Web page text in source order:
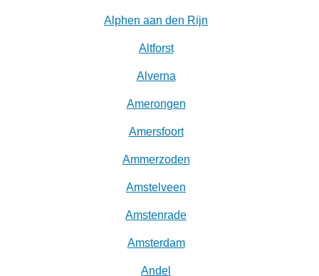
Alphen aan den Rijn
Altforst
Alverna
Amerongen
Amersfoort
Ammerzoden
Amstelveen
Amstenrade
Amsterdam
Andel